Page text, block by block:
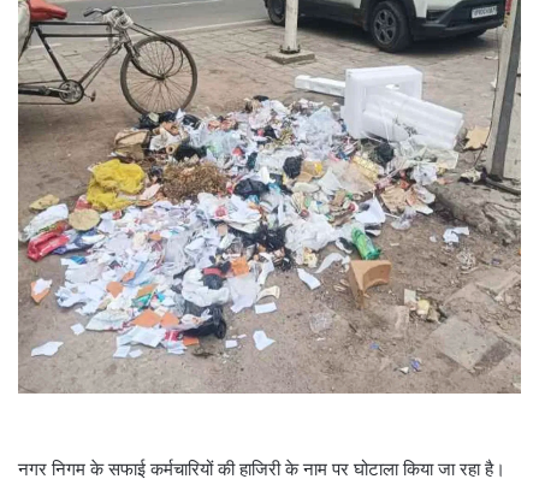
a
i
l
नगर निगम के सफाई कर्मचारियों की हाजिरी के नाम पर घोटाला किया जा रहा है।